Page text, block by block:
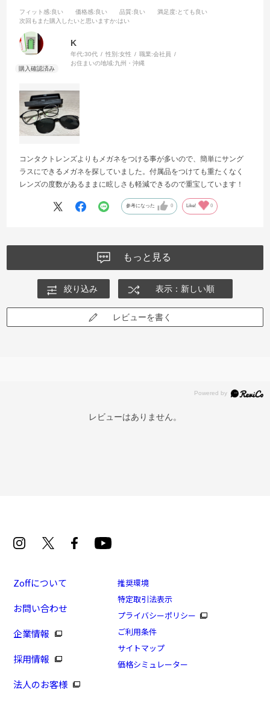
[WEB限定価格]Zoff NIGHT&DAY(偏光機能搭載)
商品番号：ZC201G02-49A1/フレームカラー：ブラウン
(デミ柄)/単価：￥8,880
フィット感:良い 価格感:良い 品質:良い 満足度:とても良い
次回もまた購入したいと思いますか:はい
K
年代:30代 性別:女性 職業:会社員
お住まいの地域:九州・沖縄
コンタクトレンズよりもメガネをつける事が多いので、簡単にサング
ラスにできるメガネを探していました。付属品をつけても重たくなく
レンズの度数があるままに眩しさも軽減できるので重宝しています！
参考になった 0 Like! 0
もっと見る
絞り込み 表示：新しい順
レビューを書く
レビューはありません。
Zoffについて
お問い合わせ
企業情報
採用情報
法人のお客様
推奨環境
特定取引法表示
プライバシーポリシー
ご利用条件
サイトマップ
価格シミュレーター